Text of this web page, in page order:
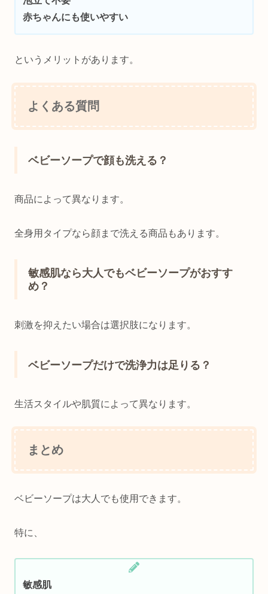
赤ちゃんにも使いやすい
というメリットがあります。
よくある質問
ベビーソープで顔も洗える？
商品によって異なります。
全身用タイプなら顔まで洗える商品もあります。
敏感肌なら大人でもベビーソープがおすす
め？
刺激を抑えたい場合は選択肢になります。
ベビーソープだけで洗浄力は足りる？
生活スタイルや肌質によって異なります。
まとめ
ベビーソープは大人でも使用できます。
特に、
敏感肌